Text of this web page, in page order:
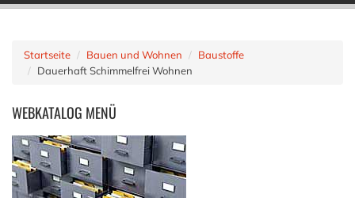
Startseite Bauen und Wohnen
Baustoffe
Dauerhaft Schimmelfrei Wohnen
WEBKATALOG MENÜ